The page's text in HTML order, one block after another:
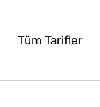
Tüm Tarifler